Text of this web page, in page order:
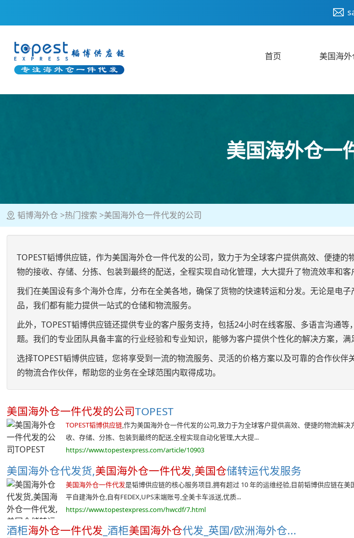
首页 美国海外
美国海外仓一
韬博海外仓 热门搜索 美国海外仓一件代发的公司
TOPEST韬博供应链，作为美国海外仓一件代发的公司，致力于为全球客户提供高效、便捷
物的接收、存储、分拣、包装到最终的配送，全程实现自动化管理，大大提升了物流效率和客
我们在美国设有多个海外仓库，分布在全美各地，确保了货物的快速转运和分发。无论是电
品，我们都有能力提供一站式的仓储和物流服务。
此外，TOPEST韬博供应链还提供专业的客户服务支持，包括24小时在线客服、多语言沟通
题。我们的专业团队具备丰富的行业经验和专业知识，能够为客户提供个性化的解决方案，满
选择TOPEST韬博供应链，您将享受到一流的物流服务、灵活的价格方案以及可靠的合作伙
的物流合作伙伴，帮助您的业务在全球范围内取得成功。
美国海外仓一件代发的公司TOPEST
TOPEST韬博供应链,作为美国海外仓一件代发的公司,致力于为全球客户提供高效、便捷的物流解
收、存储、分拣、包装到最终的配送,全程实现自动化管理,大大提...
https://www.topestexpress.com/article/10903
美国海外仓代发货,美国海外仓一件代发,美国仓储转运代发服务
美国海外仓一件代发是韬博供应链的核心服务项目,拥有超过 10 年的运维经验,目前韬博供应链在美
平自建海外仓,自有FEDEX,UPS末端账号,全美卡车派送,优质...
https://www.topestexpress.com/hwcdf/7.html
酒柜海外仓一件代发 _酒柜美国海外仓代发_英国/欧洲海外仓...